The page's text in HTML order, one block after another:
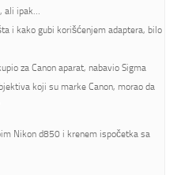
ali ipak…
i kako gubi korišćenjem adaptera, bilo
za Canon aparat, nabavio Sigma
koji su marke Canon, morao da
Nikon d850 i krenem ispočetka sa